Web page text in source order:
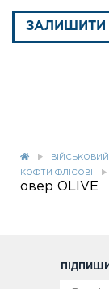
ЗАЛИШИТИ
КОФТИ ФЛІСОВІ
овер OLIVE